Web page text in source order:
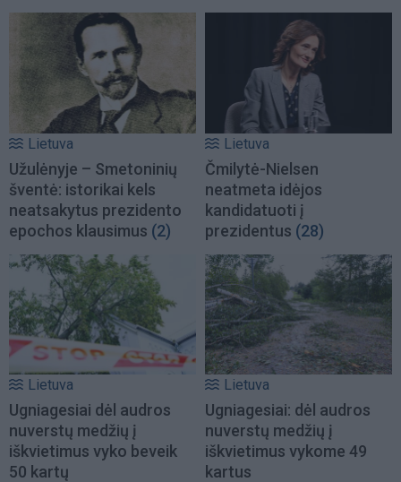
Lietuva
Užulėnyje – Smetoninių
šventė: istorikai kels
neatsakytus prezidento
epochos klausimus (2)
Lietuva
Čmilytė-Nielsen
neatmeta idėjos
kandidatuoti į
prezidentus (28)
Lietuva
Ugniagesiai dėl audros
nuverstų medžių į
iškvietimus vyko beveik
50 kartų
Lietuva
Ugniagesiai: dėl audros
nuverstų medžių į
iškvietimus vykome 49
kartus